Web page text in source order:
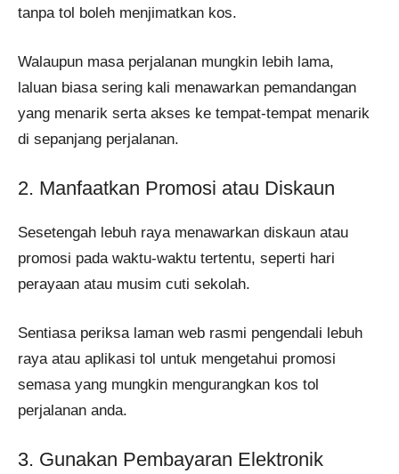
tanpa tol boleh menjimatkan kos.
Walaupun masa perjalanan mungkin lebih lama,
laluan biasa sering kali menawarkan pemandangan
yang menarik serta akses ke tempat-tempat menarik
di sepanjang perjalanan.
2. Manfaatkan Promosi atau Diskaun
Sesetengah lebuh raya menawarkan diskaun atau
promosi pada waktu-waktu tertentu, seperti hari
perayaan atau musim cuti sekolah.
Sentiasa periksa laman web rasmi pengendali lebuh
raya atau aplikasi tol untuk mengetahui promosi
semasa yang mungkin mengurangkan kos tol
perjalanan anda.
3. Gunakan Pembayaran Elektronik